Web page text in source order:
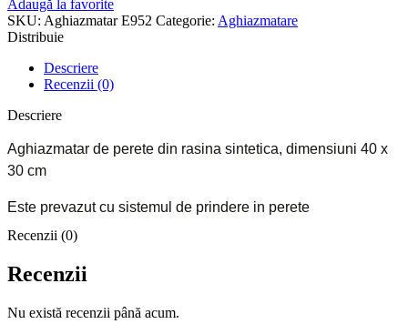
Adaugă la favorite
SKU: Aghiazmatar E952 Categorie: Aghiazmatare
Distribuie
Descriere
Recenzii (0)
Descriere
Aghiazmatar de perete din rasina sintetica, dimensiuni 40 x
30 cm
Este prevazut cu sistemul de prindere in perete
Recenzii (0)
Recenzii
Nu există recenzii până acum.